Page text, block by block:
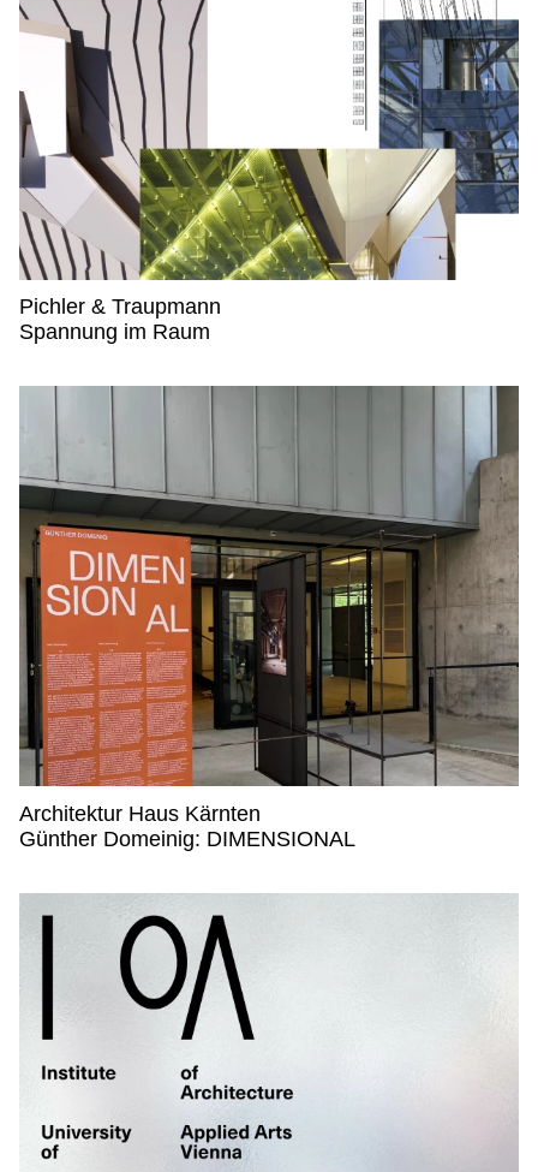
Pichler & Traupmann
Pichler & Traupmann,
Spannung im Raum
Architektur Haus Kärnten
Architektur Haus Kärnten,
Günther Domeinig: DIMENSIONAL